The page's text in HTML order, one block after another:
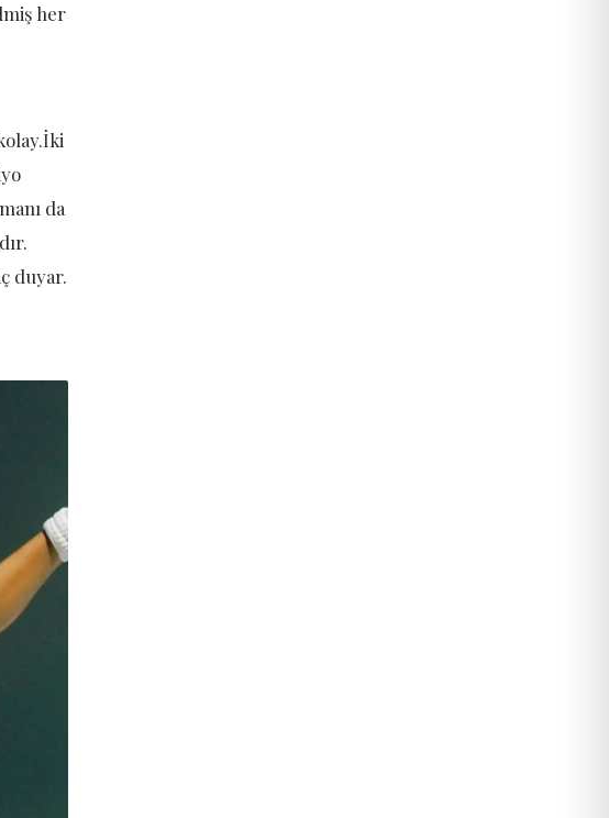
her
da
duyar.